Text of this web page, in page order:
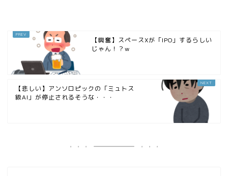
【興奮】スペースXが「IPO」するらしい
じゃん！？w
【悲しい】アンソロピックの「ミュトス
級AI」が停止されるそうな・・・